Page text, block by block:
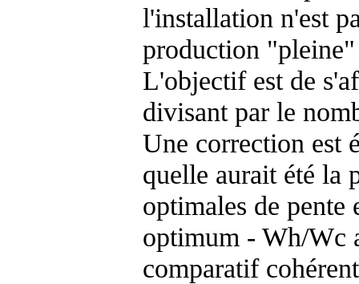
l'installation n'est
production "pleine"
L'objectif est de
divisant par le
Une correction est
quelle aurait été la
optimales de
optimum - Wh/Wc
comparatif